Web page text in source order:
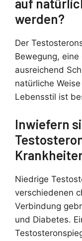
werden?
Der
Bewegung, eine
ausreichend
natürliche
Lebensstil ist
Inwiefern
Niedrige
verschiedenen
Verbindung
und Diabetes.